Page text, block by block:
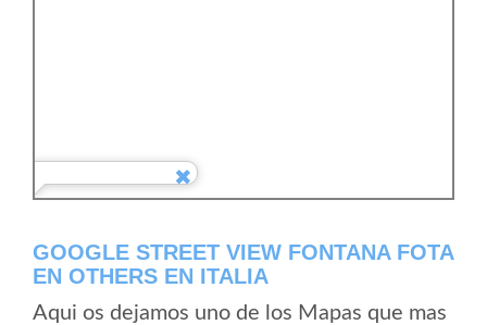
GOOGLE STREET VIEW FONTANA FOTA
EN OTHERS EN ITALIA
Aqui os dejamos uno de los Mapas que mas